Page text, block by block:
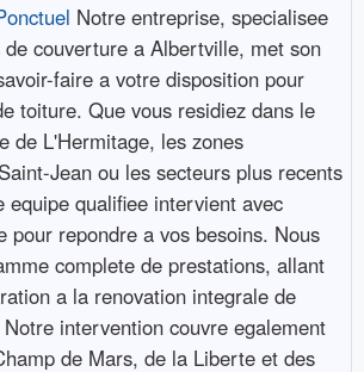
Notre entreprise, specialisee
couverture a Albertville, met son
faire a votre disposition pour
toiture. Que vous residiez dans le
de L'Hermitage, les zones
Jean ou les secteurs plus recents
equipe qualifiee intervient avec
pour repondre a vos besoins. Nous
complete de prestations, allant
a la renovation integrale de
intervention couvre egalement
de Mars, de la Liberte et des